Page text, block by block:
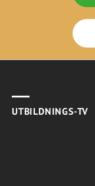
UTBILDNINGS-TV